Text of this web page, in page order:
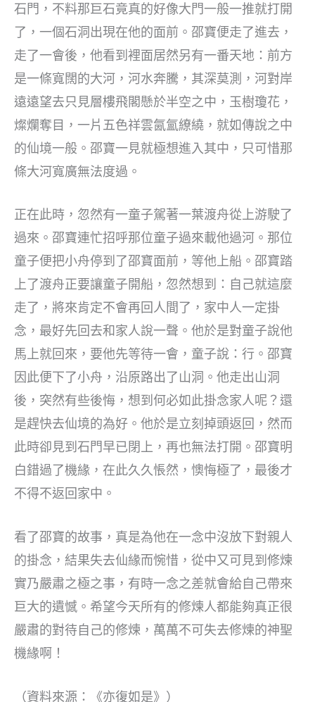
石門，不料那巨石竟真的好像大門一般一推就打開
了，一個石洞出現在他的面前。邵寶便走了進去，
走了一會後，他看到裡面居然另有一番天地：前方
是一條寬闊的大河，河水奔騰，其深莫測，河對岸
遠遠望去只見層樓飛閣懸於半空之中，玉樹瓊花，
燦爛奪目，一片五色祥雲氤氳繚繞，就如傳說之中
的仙境一般。邵寶一見就極想進入其中，只可惜那
條大河寬廣無法度過。
正在此時，忽然有一童子駕著一葉渡舟從上游駛了
過來。邵寶連忙招呼那位童子過來載他過河。那位
童子便把小舟停到了邵寶面前，等他上船。邵寶踏
上了渡舟正要讓童子開船，忽然想到：自己就這麼
走了，將來肯定不會再回人間了，家中人一定掛
念，最好先回去和家人說一聲。他於是對童子說他
馬上就回來，要他先等待一會，童子說：行。邵寶
因此便下了小舟，沿原路出了山洞。他走出山洞
後，突然有些後悔，想到何必如此掛念家人呢？還
是趕快去仙境的為好。他於是立刻掉頭返回，然而
此時卻見到石門早已閉上，再也無法打開。邵寶明
白錯過了機緣，在此久久悵然，懊悔極了，最後才
不得不返回家中。
看了邵寶的故事，真是為他在一念中沒放下對親人
的掛念，結果失去仙緣而惋惜，從中又可見到修煉
實乃嚴肅之極之事，有時一念之差就會給自己帶來
巨大的遺憾。希望今天所有的修煉人都能夠真正很
嚴肅的對待自己的修煉，萬萬不可失去修煉的神聖
機緣啊！
（資料來源：《亦復如是》）